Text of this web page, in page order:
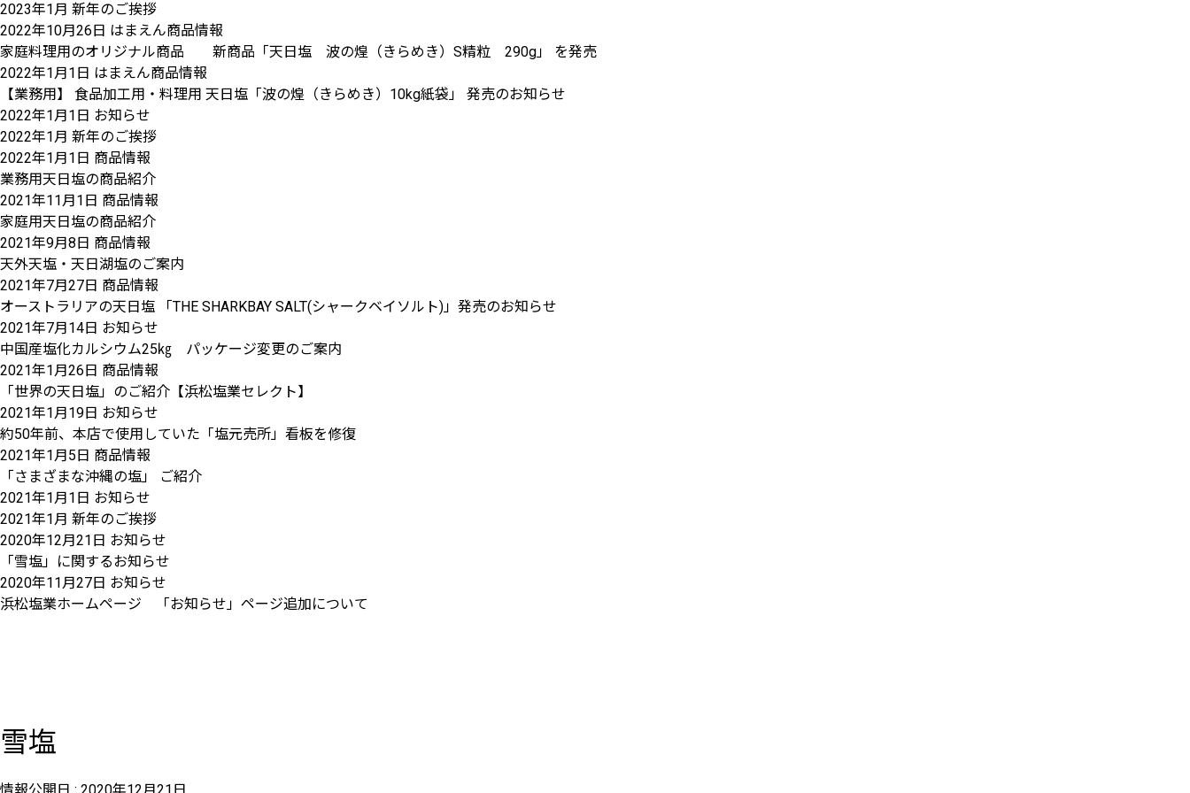
2023年1月 新年のご挨拶
2022年10月26日 はまえん商品情報
家庭料理用のオリジナル商品 新商品「天日塩 波の煌（きらめき）S精粒 290g」 を発売
2022年1月1日 はまえん商品情報
【業務用】 食品加工用・料理用 天日塩「波の煌（きらめき）10kg紙袋」 発売のお知らせ
2022年1月1日 お知らせ
2022年1月 新年のご挨拶
2022年1月1日 商品情報
業務用天日塩の商品紹介
2021年11月1日 商品情報
家庭用天日塩の商品紹介
2021年9月8日 商品情報
天外天塩・天日湖塩のご案内
2021年7月27日 商品情報
オーストラリアの天日塩 「THE SHARKBAY SALT(シャークベイソルト)」発売のお知らせ
2021年7月14日 お知らせ
中国産塩化カルシウム25㎏ パッケージ変更のご案内
2021年1月26日 商品情報
「世界の天日塩」のご紹介【浜松塩業セレクト】
2021年1月19日 お知らせ
約50年前、本店で使用していた「塩元売所」看板を修復
2021年1月5日 商品情報
「さまざまな沖縄の塩」 ご紹介
2021年1月1日 お知らせ
2021年1月 新年のご挨拶
2020年12月21日 お知らせ
「雪塩」に関するお知らせ
2020年11月27日 お知らせ
浜松塩業ホームページ 「お知らせ」ページ追加について
雪塩